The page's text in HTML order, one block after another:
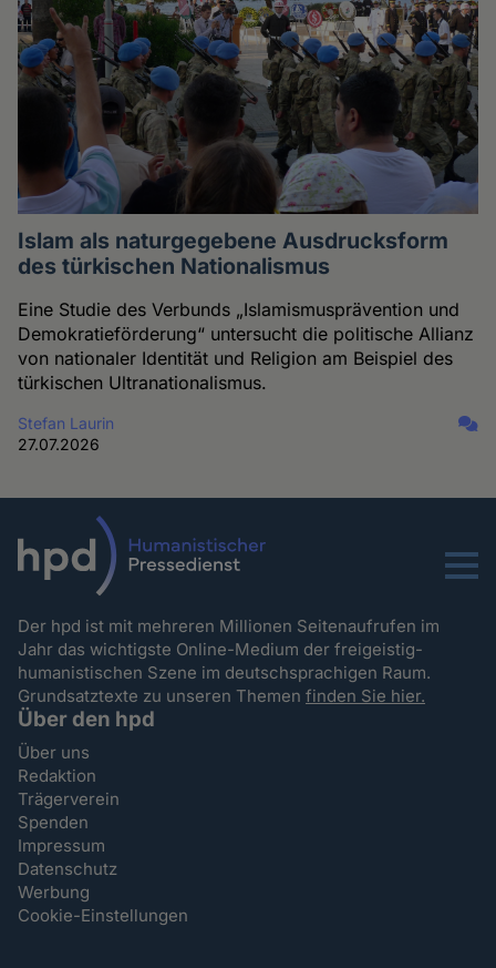
Islam als naturgegebene Ausdrucksform
des türkischen Nationalismus
Eine Studie des Verbunds „Islamismusprävention und
Demokratieförderung“ untersucht die politische Allianz
von nationaler Identität und Religion am Beispiel des
türkischen Ultranationalismus.
Stefan Laurin
27.07.2026
Menu
Der hpd ist mit mehreren Millionen Seitenaufrufen im
Jahr das wichtigste Online-Medium der freigeistig-
humanistischen Szene im deutschsprachigen Raum.
Grundsatztexte zu unseren Themenfinden Sie hier.
Über den hpd
Über uns
Redaktion
Trägerverein
Spenden
Impressum
Datenschutz
Werbung
Cookie-Einstellungen